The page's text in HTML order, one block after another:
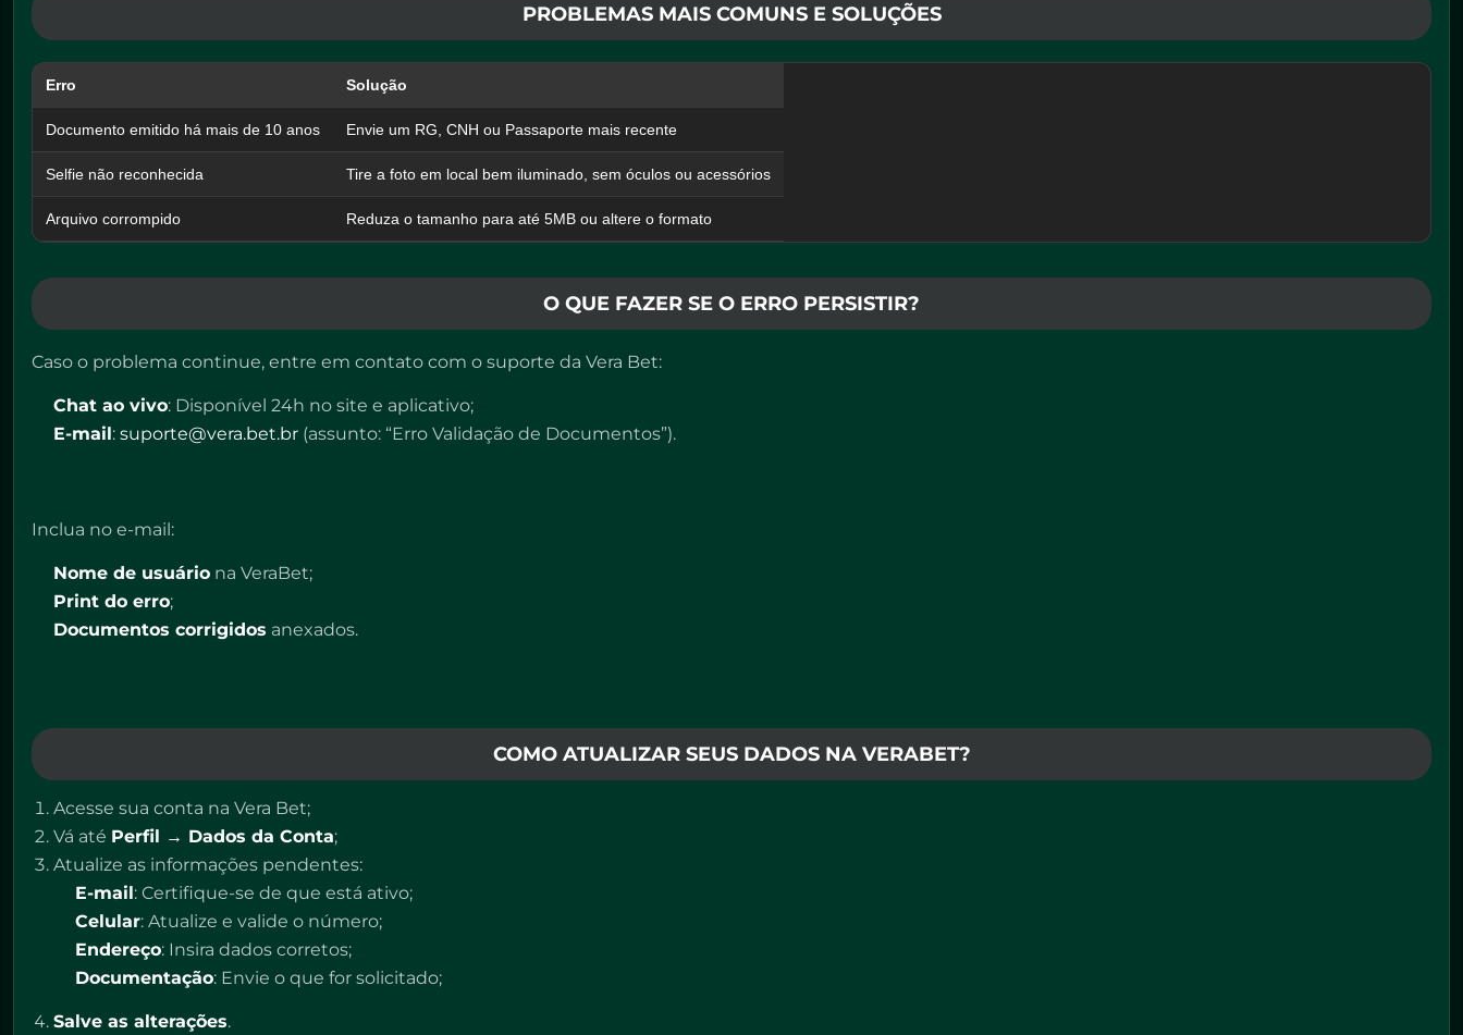
PROBLEMAS MAIS COMUNS E SOLUÇÕES
Erro Solução
Documento emitido há mais de 10 anos Envie um RG, CNH ou Passaporte mais recente
Selfie não reconhecida Tire a foto em local bem iluminado, sem óculos ou acessórios
Arquivo corrompido Reduza o tamanho para até 5MB ou altere o formato
O QUE FAZER SE O ERRO PERSISTIR?
Caso o problema continue, entre em contato com o suporte da Vera Bet:
Chat ao vivo: Disponível 24h no site e aplicativo;
E-mail: suporte@vera.bet.br (assunto: “Erro Validação de Documentos”).
Inclua no e-mail:
Nome de usuário na VeraBet;
Print do erro;
Documentos corrigidos anexados.
COMO ATUALIZAR SEUS DADOS NA VERABET?
Acesse sua conta na Vera Bet;
Vá até Perfil → Dados da Conta;
Atualize as informações pendentes:
E-mail: Certifique-se de que está ativo;
Celular: Atualize e valide o número;
Endereço: Insira dados corretos;
Documentação: Envie o que for solicitado;
Salve as alterações.